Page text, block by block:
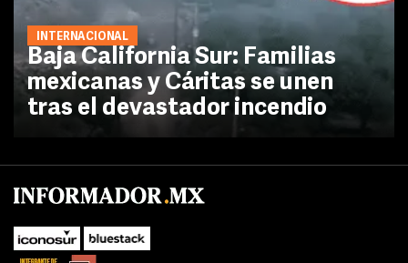
INTERNACIONAL
Baja California Sur: Familias
mexicanas y Cáritas se unen
tras el devastador incendio